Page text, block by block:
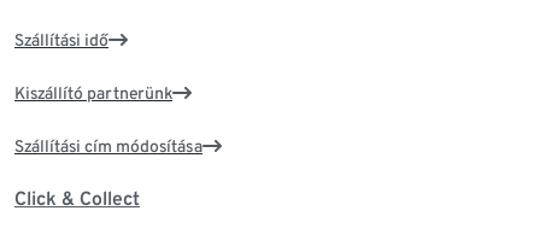
Szállítási idő
Kiszállító partnerünk
Szállítási cím módosítása
Click & Collect